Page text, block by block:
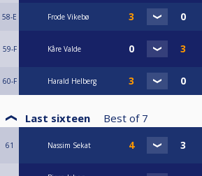
58-E Frode Vikebø
59-F Kåre Valde
60-F Harald Helberg
Last sixteen Best of 7
61 Nassim Sekat